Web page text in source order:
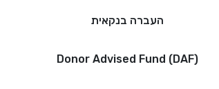
העברה בנקאית
Donor Advised Fund (DAF)